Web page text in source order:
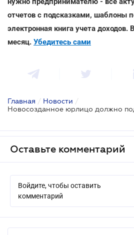
отчетов с подсказками, шаблоны
электронная книга учета доходов.
месяц. Убедитесь сами
Главная / Новости /
Оставьте комментарий
Войдите, чтобы оставить
комментарий